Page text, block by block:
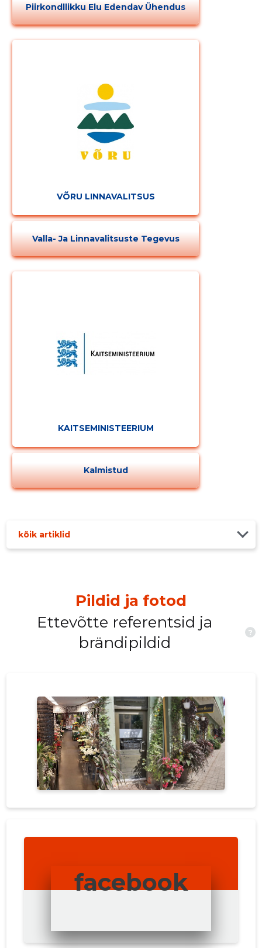
Piirkondllikku Elu Edendav Ühendus
VÕRU LINNAVALITSUS
Valla- Ja Linnavalitsuste Tegevus
KAITSEMINISTEERIUM
Kalmistud
kõik artiklid
Pildid ja fotod
Ettevõtte referentsid ja
brändipildid
?
facebook